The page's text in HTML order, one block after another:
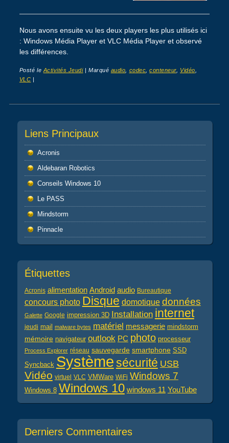
Nous avons ensuite vu les deux players les plus utilisés ici
: Windows Média Player et VLC Média Player et observé
les différences.
Posté le Activités Jeudi |Marqué audio codec ,conteneur, Vidéo
VLC |
Post navigation
Liens Principaux
Acronis
Aldebaran Robotics
Conseils Windows 10
Le PASS
Mindstorm
Pinnacle
Étiquettes
Acronis alimentation Android audio Bureautique
concours photo Disque domotique données
Galette Google impression 3D Installation internet
jeudi mail malware bytes matériel messagerie mindstorm
mémoire navigateur outlook PC photo processeur
Process Explorer réseau sauvegarde smartphone SSD
Syncback Systèmesécurité USB
Vidéo virtuel VLC VMWare WiFi Windows 7
Windows 8 Windows 10 windows 11 YouTube
Derniers Commentaires